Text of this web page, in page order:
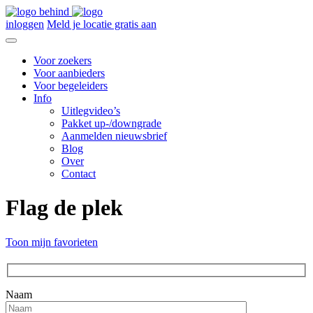
inloggen Meld je locatie gratis aan
Voor zoekers
Voor aanbieders
Voor begeleiders
Info
Uitlegvideo’s
Pakket up-/downgrade
Aanmelden nieuwsbrief
Blog
Over
Contact
Flag de plek
Toon mijn favorieten
Naam